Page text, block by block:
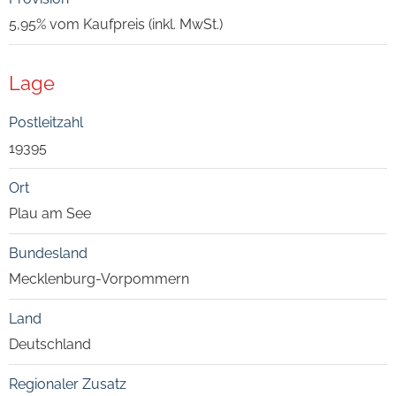
5,95% vom Kaufpreis (inkl. MwSt.)
Lage
Postleitzahl
19395
Ort
Plau am See
Bundesland
Mecklenburg-Vorpommern
Land
Deutschland
Regionaler Zusatz